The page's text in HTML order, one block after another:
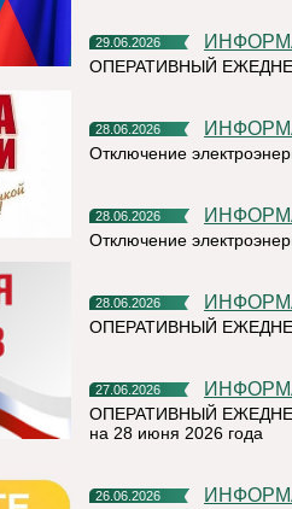
29.06.2026
ОПЕРАТИВНЫЙ
28.06.2026
Отключение
28.06.2026
Отключение
28.06.2026
ОПЕРАТИВНЫЙ
27.06.2026
ОПЕРАТИВНЫЙ
на 28 июня 2026 года
26.06.2026